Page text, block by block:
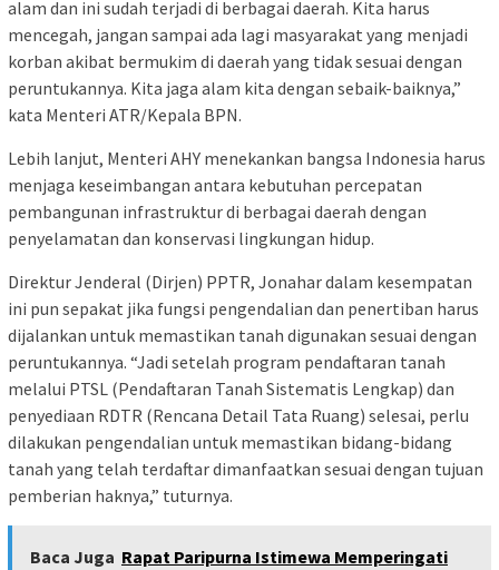
alam dan ini sudah terjadi di berbagai daerah. Kita harus
mencegah, jangan sampai ada lagi masyarakat yang menjadi
korban akibat bermukim di daerah yang tidak sesuai dengan
peruntukannya. Kita jaga alam kita dengan sebaik-baiknya,”
kata Menteri ATR/Kepala BPN.
Lebih lanjut, Menteri AHY menekankan bangsa Indonesia harus
menjaga keseimbangan antara kebutuhan percepatan
pembangunan infrastruktur di berbagai daerah dengan
penyelamatan dan konservasi lingkungan hidup.
Direktur Jenderal (Dirjen) PPTR, Jonahar dalam kesempatan
ini pun sepakat jika fungsi pengendalian dan penertiban harus
dijalankan untuk memastikan tanah digunakan sesuai dengan
peruntukannya. “Jadi setelah program pendaftaran tanah
melalui PTSL (Pendaftaran Tanah Sistematis Lengkap) dan
penyediaan RDTR (Rencana Detail Tata Ruang) selesai, perlu
dilakukan pengendalian untuk memastikan bidang-bidang
tanah yang telah terdaftar dimanfaatkan sesuai dengan tujuan
pemberian haknya,” tuturnya.
Baca Juga Rapat Paripurna Istimewa Memperingati